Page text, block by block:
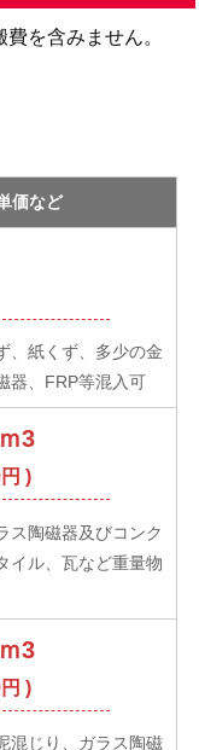
を含みません。
価など
、紙くず、多少の金
器、FRP等混入可
3
)
ス陶磁器及びコンク
イル、瓦など重量物
3
)
混じり、ガラス陶磁